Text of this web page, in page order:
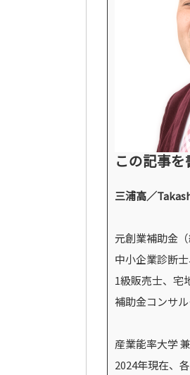
この記事
三浦高／
元創業補助金
中小企業診断
1級販売士、宅
補助金コンサ
産業能率大学
2024年現在、